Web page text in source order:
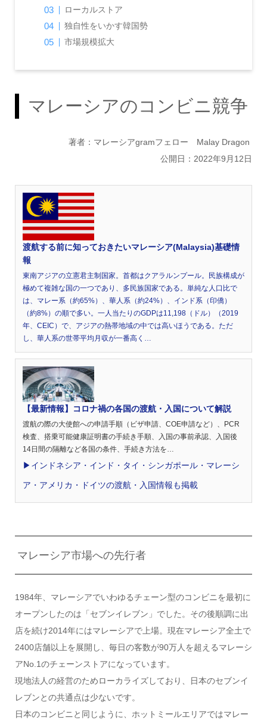
ローカルストア
独自性をいかす韓国勢
市場規模拡大
マレーシアのコンビニ競争
著者：マレーシアgramフェロー Malay Dragon
公開日：2022年9月12日
渡航する前に知っておきたいマレーシア(Malaysia)基礎情
報
東南アジアの立憲君主制国家。首都はクアラルンプール。民族構成が
極めて複雑な国の一つであり、多民族国家である。単純な人口比で
は、マレー系（約65%）、華人系（約24%）、インド系（印僑）
（約8%）の順で多い。一人当たりのGDPは11,198（ドル）（2019
年、CEIC）で、アジアの熱帯地域の中では高いほうである。ただ
し、華人系の世帯平均月収が一番高く…
【最新情報】コロナ禍の各国の渡航・入国について解説
渡航の際の大使館への申請手順（ビザ申請、COE申請など）、PCR
検査、搭乗可能健康証明書の手続き手順、入国の事前承認、入国後
14日間の隔離など各国の条件、手続き方法を…
▶︎インドネシア・インド・タイ・シンガポール・マレーシ
ア・アメリカ・ドイツの渡航・入国情報も掲載
マレーシア市場への先行者
1984年、マレーシアでいわゆるチェーン型のコンビニを最初に
オープンしたのは「セブンイレブン」でした。その後順調に出
店を続け2014年にはマレーシアで上場。現在マレーシア全土で
2400店舗以上を展開し、毎日の客数が90万人を超えるマレーシ
アNo.1のチェーンストアになっています。
現地法人の経営のためローカライズしており、日本のセブンイ
レブンとの共通点は少ないです。
日本のコンビニと同じように、ホットミールエリアではマレー